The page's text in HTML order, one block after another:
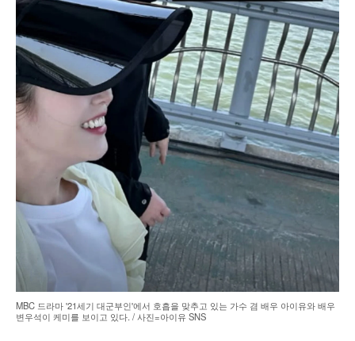
MBC 드라마 '21세기 대군부인'에서 호흡을 맞추고 있는 가수 겸 배우 아이유와 배우
변우석이 케미를 보이고 있다. / 사진=아이유 SNS